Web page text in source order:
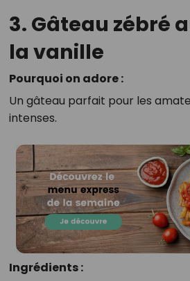
3. Gâteau zébré
la vanille
Pourquoi on adore :
Un gâteau parfait pour les
intenses.
Ingrédients :